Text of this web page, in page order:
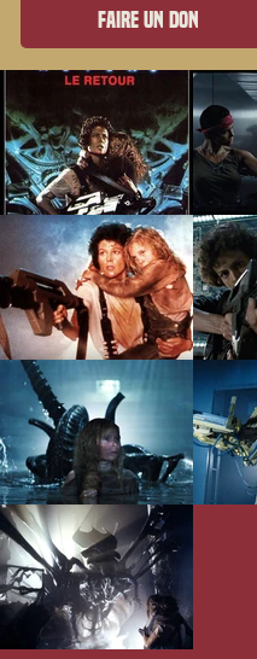
Faire un don